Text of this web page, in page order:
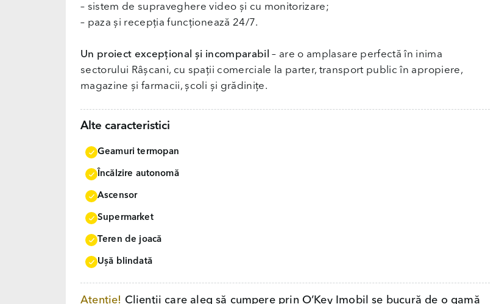
– sistem de supraveghere video și cu monitorizare;
– paza și recepția funcționează 24/7.
Un proiect excepțional și incomparabil – are o amplasare perfectă în inima
sectorului Râșcani, cu spații comerciale la parter, transport public în apropiere,
magazine și farmacii, școli și grădinițe.
Alte caracteristici
Geamuri termopan
Încălzire autonomă
Ascensor
Supermarket
Teren de joacă
Uşă blindată
Atenție! Clienții care aleg să cumpere prin O’Key Imobil se bucură de o gamă